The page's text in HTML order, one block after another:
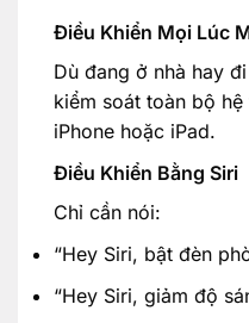
Điều Khiển Mọi Lúc
Dù đang ở nhà hay
kiểm soát toàn bộ
iPhone hoặc iPad.
Điều Khiển Bằng Siri
Chỉ cần nói:
“Hey Siri, bật đèn
“Hey Siri, giảm độ